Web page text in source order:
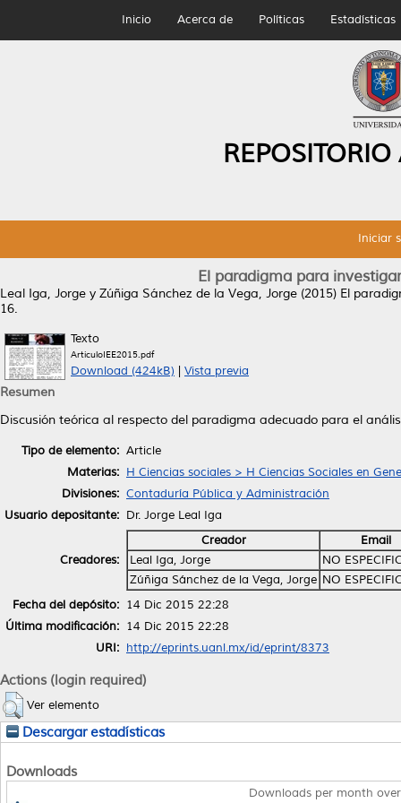
Inicio Acerca de Políticas Estadísticas
Iniciar
El paradigma para
Leal Iga, Jorge y Zúñiga Sánchez de la Vega, Jorge (2015) El
16.
Texto
ArticuloIEE2015.pdf
Download (424kB) Vista previa
Resumen
Discusión teórica al respecto del paradigma adecuado para el
Tipo de elemento: Article
Materias: H Ciencias sociales > H Ciencias Sociales en
Divisiones: Contaduría Pública y Administración
Usuario depositante: Dr. Jorge Leal Iga
Creadores:
Creador
Email
Leal Iga, Jorge
NO
Zúñiga Sánchez de la Vega, Jorge NO
Fecha del depósito: 14 Dic 2015 22:28
Última modificación: 14 Dic 2015 22:28
URI: http://eprints.uanl.mx/id/eprint/8373
Actions (login required)
Ver elemento
Descargar estadísticas
Downloads
Downloads per month